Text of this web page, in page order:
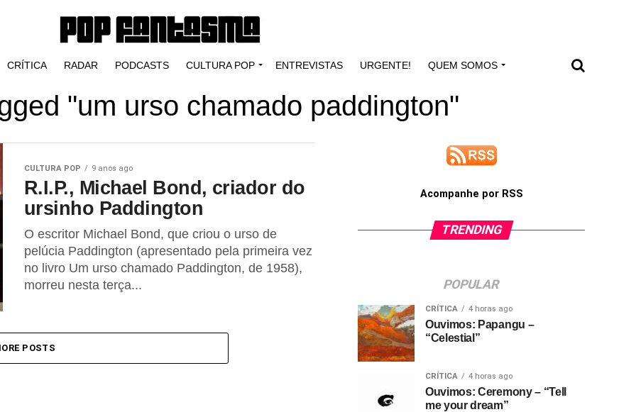
CRÍTICA RADAR PODCASTS CULTURA POP ENTREVISTAS URGENTE! QUEM SOMOS
"um urso chamado paddington"
CULTURA POP 9 anos ago
R.I.P., Michael Bond, criador do
ursinho Paddington
O escritor Michael Bond, que criou o urso de
pelúcia Paddington (apresentado pela primeira vez
no livro Um urso chamado Paddington, de 1958),
morreu nesta terça...
POSTS
Acompanhe por RSS
TRENDING
POPULAR
CRÍTICA 4 horas ago
Ouvimos: Papangu –
“Celestial”
CRÍTICA 4 horas ago
Ouvimos: Ceremony – “Tell
me your dream”